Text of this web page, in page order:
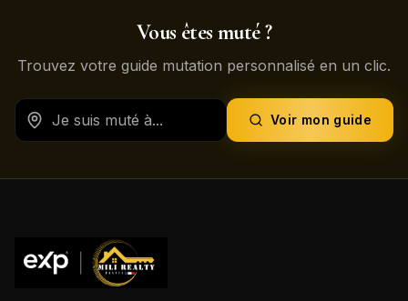
Vous êtes muté ?
Trouvez votre guide mutation personnalisé en un clic.
Voir mon guide